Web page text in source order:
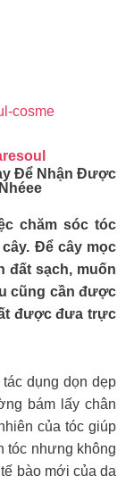
cosme
Để Nhận Được
chăm sóc tóc
Để cây mọc
đất sạch, muốn
cũng cần được
được đưa trực
dụng dọn dẹp
bám lấy chân
của tóc giúp
tóc nhưng không
bào mới của da